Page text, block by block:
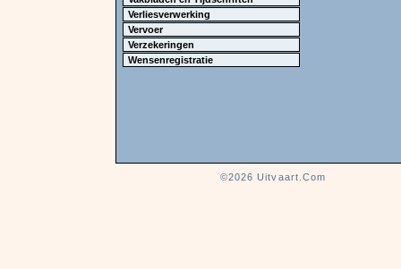
Verliesverwerking
Vervoer
Verzekeringen
Wensenregistratie
©2026 Uitvaart.Com